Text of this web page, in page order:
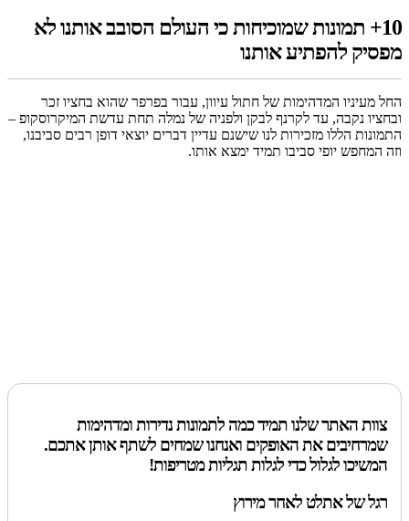
10+ תמונות שמוכיחות כי העולם הסובב אותנו לא
מפסיק להפתיע אותנו
החל מעיניו המדהימות של חתול עיוון, עבור בפרפר שהוא בחציו זכר
ובחציו נקבה, עד לקרנף לבקן ולפניה של נמלה תחת עדשת המיקרוסקופ –
התמונות הללו מזכירות לנו שישנם עדיין דברים יוצאי דופן רבים סביבנו,
וזה המחפש יופי סביבו תמיד ימצא אותו.
צוות האתר שלנו תמיד כמה לתמונות נדירות ומדהימות
שמרחיבים את האופקים ואנחנו שמחים לשתף אותן אתכם.
המשיכו לגלול כדי לגלות תגליות מטריפות!
רגל של אתלט לאחר מירוץ